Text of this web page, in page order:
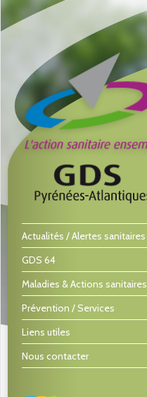
Actualités / Alertes sanitaires
GDS 64
Maladies & Actions sanitaires
Prévention / Services
Liens utiles
Nous contacter